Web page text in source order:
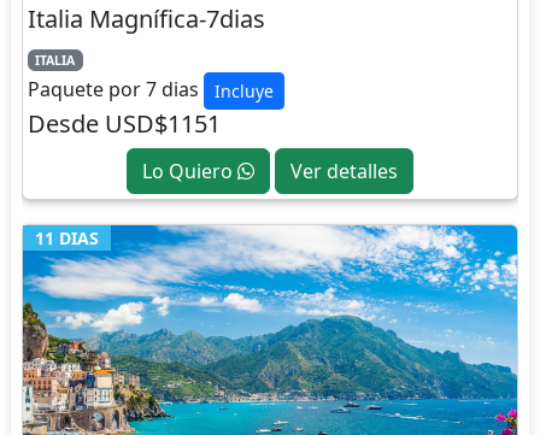
Italia Magnífica-7dias
ITALIA
Paquete por 7 dias Incluye
Desde USD$1151
Lo Quiero Ver detalles
11 DIAS